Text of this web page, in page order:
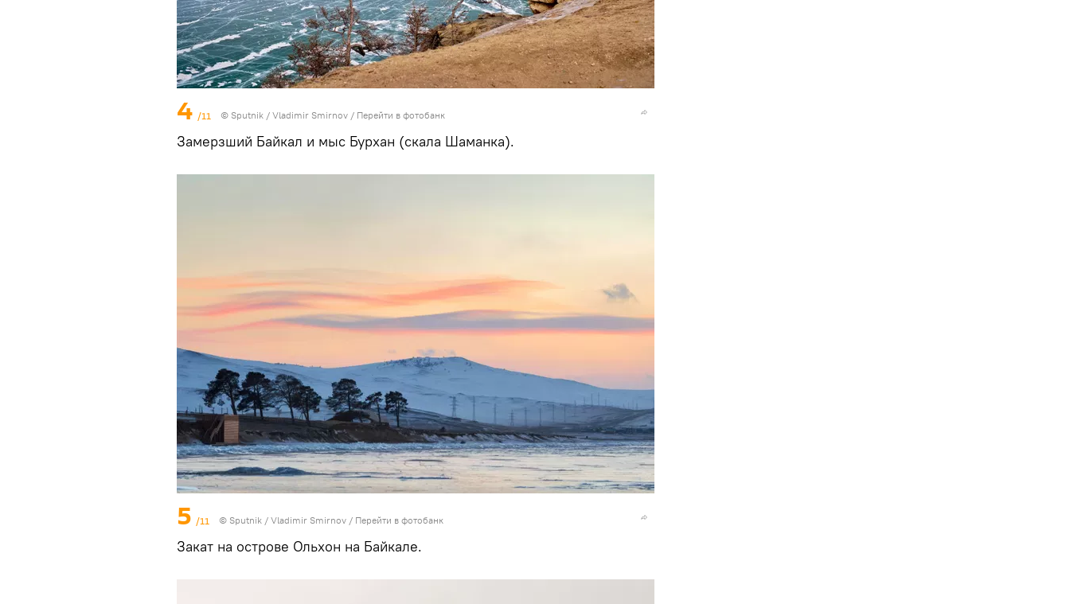
4 /11 © Sputnik / Vladimir Smirnov / Перейти в фотобанк
Замерзший Байкал и мыс Бурхан (скала Шаманка).
5 /11 © Sputnik / Vladimir Smirnov / Перейти в фотобанк
Закат на острове Ольхон на Байкале.